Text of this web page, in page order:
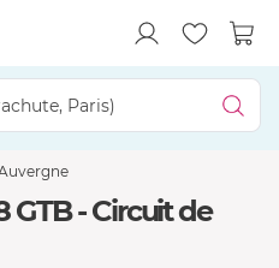
GTB - Circuit de